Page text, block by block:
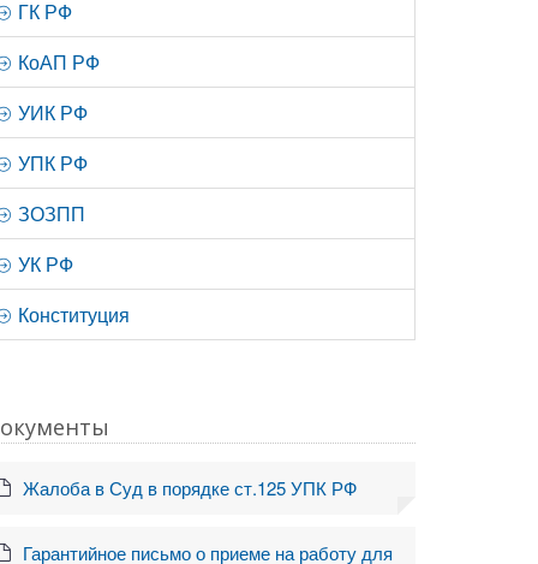
ГК РФ
КоАП РФ
УИК РФ
УПК РФ
ЗОЗПП
УК РФ
Конституция
Жалоба в Суд в порядке ст.125 УПК РФ
Гарантийное письмо о приеме на работу для